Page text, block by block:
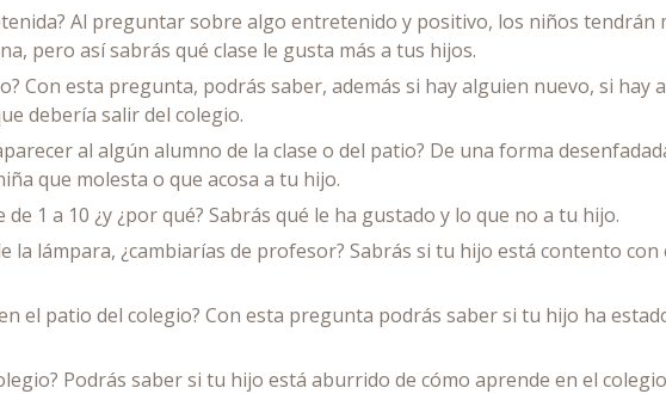
Al preguntar sobre algo entretenido y positivo, los niños tendrán
pero así sabrás qué clase le gusta más a tus hijos.
Con esta pregunta, podrás saber, además si hay alguien nuevo, si hay
debería salir del colegio.
al algún alumno de la clase o del patio? De una forma
que molesta o que acosa a tu hijo.
1 a 10 ¿y ¿por qué? Sabrás qué le ha gustado y lo que no a tu hijo.
la lámpara, ¿cambiarías de profesor? Sabrás si tu hijo está contento
el patio del colegio? Con esta pregunta podrás saber si tu hijo ha
Podrás saber si tu hijo está aburrido de cómo aprende en el